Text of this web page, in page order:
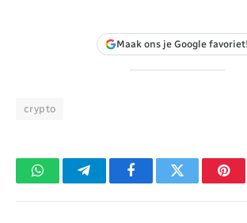
Maak ons je Google favoriet!
crypto
WhatsAppTelegramFacebookTwitter